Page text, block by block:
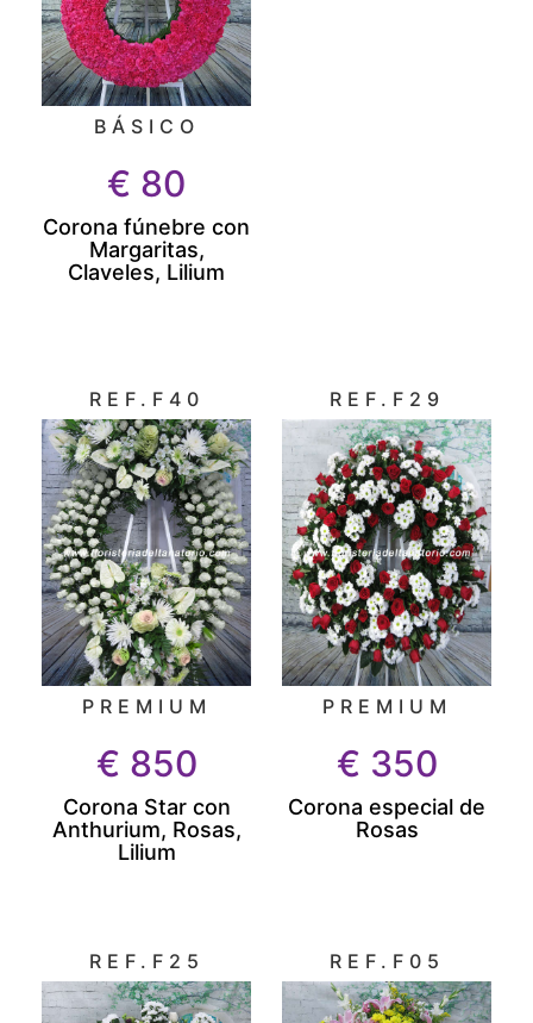
BÁSICO
€ 80
Corona fúnebre con
Margaritas,
Claveles, Lilium
REF.F40
PREMIUM
€ 850
Corona Star con
Anthurium, Rosas,
Lilium
REF.F29
PREMIUM
€ 350
Corona especial de
Rosas
REF.F25 REF.F05